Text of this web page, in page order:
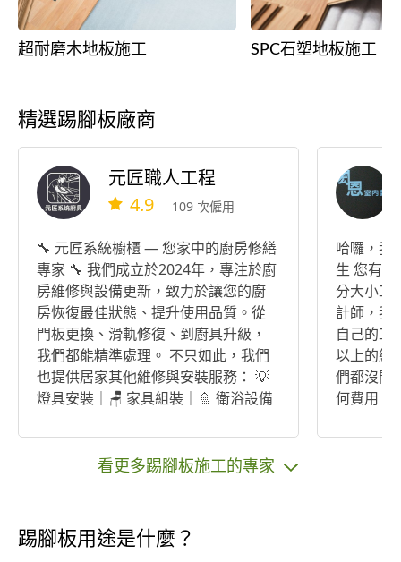
超耐磨木地板施工 SPC石塑地板施工
精選踢腳板廠商
元匠職人工程
4.9 109 次僱用
🔧 元匠系統櫥櫃 — 您家中的廚房修繕
專家 🔧 我們成立於2024年，專注於廚
房維修與設備更新，致力於讓您的廚
房恢復最佳狀態、提升使用品質。從
門板更換、滑軌修復、到廚具升級，
我們都能精準處理。 不只如此，我們
也提供居家其他維修與安裝服務： 💡
燈具安裝｜🪑 家具組裝｜🚿 衛浴設備
決生活中的大小修繕煩惱。 選擇元
匠，等於選擇專業、細心與效率，讓
哈囉，我
生 您有
分大小工
計師，我
自己的工
以上的經
們都沒問
何費用
方面的問
看更多踢腳板施工的專家
踢腳板用途是什麼？